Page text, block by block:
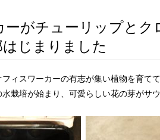
ーがチューリップとク
じまりました
ィスワーカーの有志が集い植物を育て
栽培が始まり、可愛らしい花の芽がサ